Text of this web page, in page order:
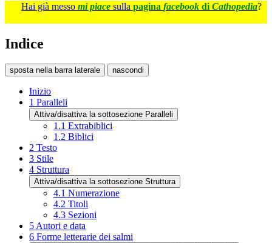
Hai già messo mi piace sulla pagina facebook di Cathopedia?
Indice
sposta nella barra laterale nascondi
Inizio
1 Paralleli
Attiva/disattiva la sottosezione Paralleli
1.1 Extrabiblici
1.2 Biblici
2 Testo
3 Stile
4 Struttura
Attiva/disattiva la sottosezione Struttura
4.1 Numerazione
4.2 Titoli
4.3 Sezioni
5Autori e data
6 Forme letterarie dei salmi